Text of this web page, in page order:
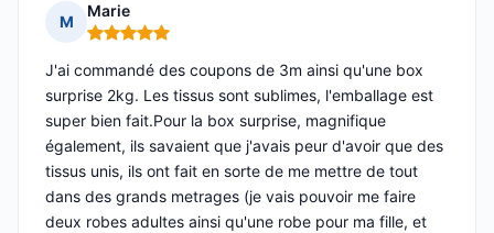
M
Marie
Note : 5 sur 5
J'ai commandé des coupons de 3m ainsi qu'une box
surprise 2kg. Les tissus sont sublimes, l'emballage est
super bien fait.Pour la box surprise, magnifique
également, ils savaient que j'avais peur d'avoir que des
tissus unis, ils ont fait en sorte de me mettre de tout
dans des grands metrages (je vais pouvoir me faire
deux robes adultes ainsi qu'une robe pour ma fille, et